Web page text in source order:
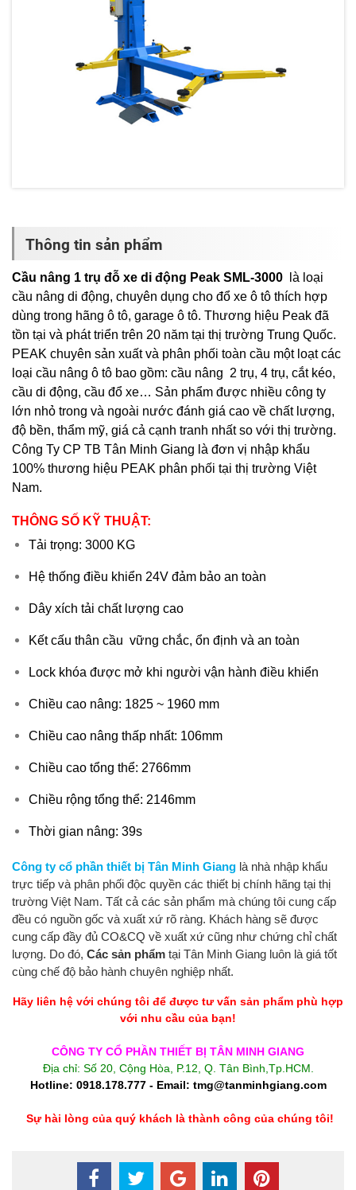
Thông tin sản phẩm
Cầu nâng 1 trụ đỗ xe di động Peak SML-3000
là loại
cầu nâng di động, chuyên dụng cho đổ xe ô tô thích hợp
dùng trong hãng ô tô, garage ô tô. Thương hiệu Peak đã
tồn tại và phát triển trên 20 năm tại thị trường Trung Quốc.
PEAK chuyên sản xuất và phân phối toàn cầu một loạt các
loại cầu nâng ô tô bao gồm: cầu nâng 2 trụ, 4 trụ, cắt kéo,
cầu di động, cầu đổ xe… Sản phẩm được nhiều công ty
lớn nhỏ trong và ngoài nước đánh giá cao về chất lượng,
độ bền, thẩm mỹ, giá cả cạnh tranh nhất so với thị trường.
Công Ty CP TB Tân Minh Giang là đơn vị nhập khẩu
100% thương hiệu PEAK phân phối tại thị trường Việt
Nam.
THÔNG SỐ KỸ THUẬT:
Tải trọng: 3000 KG
Hệ thống điều khiển 24V đảm bảo an toàn
Dây xích tải chất lượng cao
Kết cấu thân cầu vững chắc, ổn định và an toàn
Lock khóa được mở khi người vận hành điều khiển
Chiều cao nâng: 1825 ~ 1960 mm
Chiều cao nâng thấp nhất: 106mm
Chiều cao tổng thể: 2766mm
Chiều rộng tổng thể: 2146mm
Thời gian nâng: 39s
Công ty cổ phần thiết bị Tân Minh Giang là nhà nhập khẩu
trực tiếp và phân phối độc quyền các thiết bị chính hãng tại thị
trường Việt Nam. Tất cả các sản phẩm mà chúng tôi cung cấp
đều có nguồn gốc và xuất xứ rõ ràng. Khách hàng sẽ được
cung cấp đầy đủ CO&CQ về xuất xứ cũng như chứng chỉ chất
lượng. Do đó, Các sản phẩm tại Tân Minh Giang luôn là giá tốt
cùng chế độ bảo hành chuyên nghiệp nhất.
Hãy liên hệ với chúng tôi để được tư vấn sản phẩm phù hợp
với nhu cầu của bạn!
CÔNG TY CỔ PHẦN THIẾT BỊ TÂN MINH GIANG
Địa chỉ: Số 20, Cộng Hòa, P.12, Q. Tân Bình,Tp.HCM.
Hotline: 0918.178.777 - Email: tmg@tanminhgiang.com
Sự hài lòng của quý khách là thành công của chúng tôi!